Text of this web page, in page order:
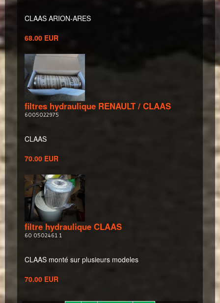
CLAAS ARION-ARES
68.00 EUR
filtres hydraulique RENAULT / CLAAS
6005022975
CLAAS
70.00 EUR
filtre hydraulique CLAAS
60 0502461 1
CLAAS monté sur plusieurs modeles
70.00 EUR